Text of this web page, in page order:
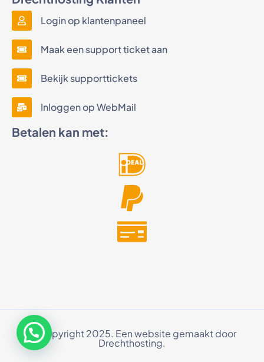
Login op klantenpaneel
Maak een support ticket aan
Bekijk supporttickets
Inloggen op WebMail
Betalen kan met:
© Copyright 2025. Een website gemaakt door
Drechthosting.